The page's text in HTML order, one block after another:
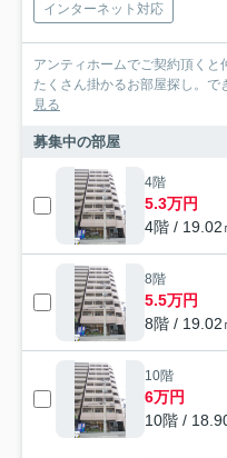
インターネット対応
アンティホームでご契約頂く
たくさん掛かるお部屋探し。
見る
募集中の部屋
4階
5.3万円
4階 / 19.02
8階
5.5万円
8階 / 19.02
10階
6万円
10階 /